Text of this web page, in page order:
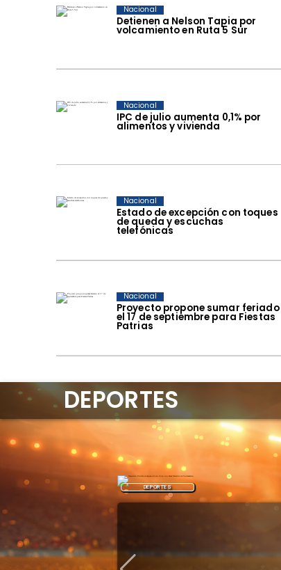
Detienen a Nelson Tapia por
volcamiento en Ruta 5 Sur
Nacional
IPC de julio aumenta 0,1% por
alimentos y vivienda
Nacional
Estado de excepción con toques
de queda y escuchas
telefónicas
Nacional
Proyecto propone sumar feriado
el 17 de septiembre para Fiestas
Patrias
Nacional
DEPORTES
DEPORTES